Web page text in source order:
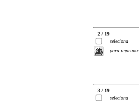
2 / 19
seleciona
para imprimir
3 / 19
seleciona